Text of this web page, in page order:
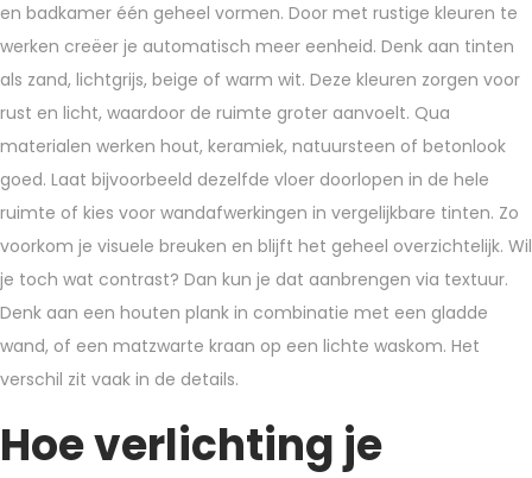
en badkamer één geheel vormen. Door met rustige kleuren te
werken creëer je automatisch meer eenheid. Denk aan tinten
als zand, lichtgrijs, beige of warm wit. Deze kleuren zorgen voor
rust en licht, waardoor de ruimte groter aanvoelt. Qua
materialen werken hout, keramiek, natuursteen of betonlook
goed. Laat bijvoorbeeld dezelfde vloer doorlopen in de hele
ruimte of kies voor wandafwerkingen in vergelijkbare tinten. Zo
voorkom je visuele breuken en blijft het geheel overzichtelijk. Wil
je toch wat contrast? Dan kun je dat aanbrengen via textuur.
Denk aan een houten plank in combinatie met een gladde
wand, of een matzwarte kraan op een lichte waskom. Het
verschil zit vaak in de details.
Hoe verlichting je